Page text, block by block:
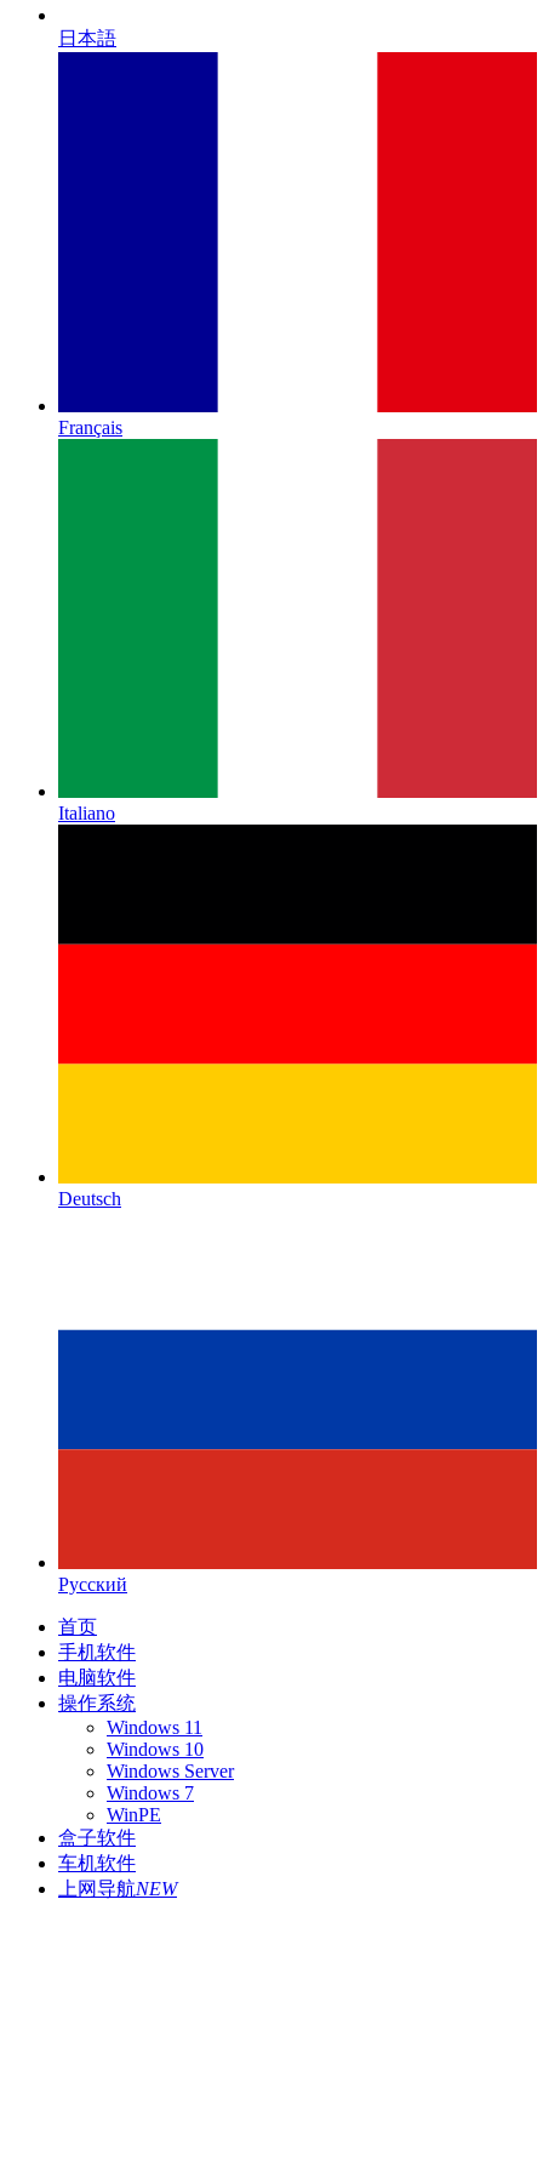
日本語
Français
Italiano
Deutsch
Русский
首页
手机软件
电脑软件
操作系统
Windows 11
Windows 10
Windows Server
Windows 7
WinPE
盒子软件
车机软件
上网导航NEW